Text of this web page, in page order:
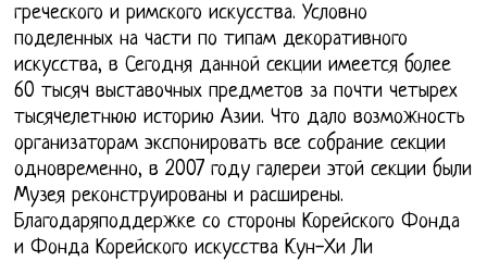
греческого и римского искусства. Условно
поделенных на части по типам декоративного
искусства, в Сегодня данной секции имеется более
60 тысяч выставочных предметов за почти четырех
тысячелетнюю историю Азии. Что дало возможность
организаторам экспонировать все собрание секции
одновременно, в 2007 году галереи этой секции были
Музея реконструированы и расширены.
Благодаряподдержке со стороны Корейского Фонда
и Фонда Корейского искусства Кун-Хи Ли